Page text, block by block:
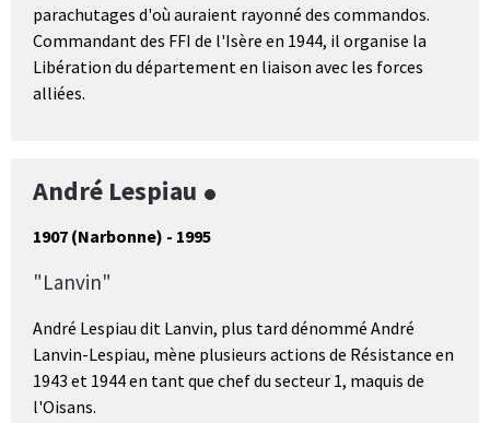
parachutages d'où auraient rayonné des commandos.
Commandant des FFI de l'Isère en 1944, il organise la
Libération du département en liaison avec les forces
alliées.
André Lespiau
1907 (Narbonne) - 1995
"Lanvin"
André Lespiau dit Lanvin, plus tard dénommé André
Lanvin-Lespiau, mène plusieurs actions de Résistance en
1943 et 1944 en tant que chef du secteur 1, maquis de
l'Oisans.